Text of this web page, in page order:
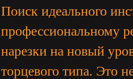
Поиск идеального
профессиональному
нарезки на новый
торцевого типа. Это